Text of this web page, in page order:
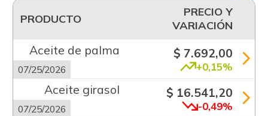
PRODUCTO
PRECIO Y
VARIACIÓN
Aceite de palma
07/25/2026
$ 7.692,00
+0,15%
Aceite girasol
07/25/2026
$ 16.541,20
-0,49%